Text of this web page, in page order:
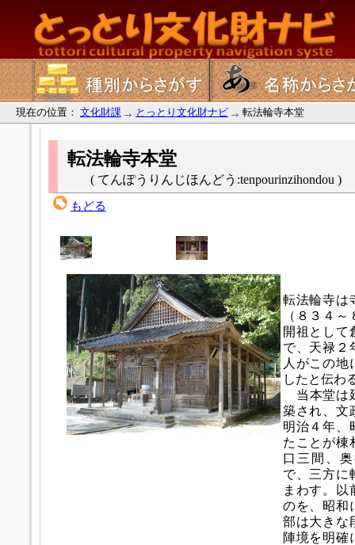
現在の位置： 文化財課 とっとり文化財ナビ 転法輪寺本堂
転法輪寺本堂
( てんぽうりんじほんどう:tenpourinzihondou )
もどる
転法輪寺は
（８３４
開祖として
で、天禄２
人がこの地
したと伝わ
当本堂は
築され、文
明治４年、
たことが棟
口三間、
で、三方に
まわす。以
のを、昭和
部は大きな
陣境を明確